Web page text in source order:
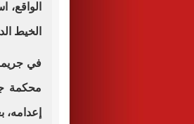
الخيط
في
محكمة
إعدامه،